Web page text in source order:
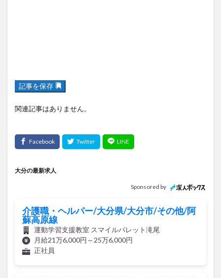
記事を保存
関連記事はありません。
大分の最新求人
Sponsored by
介護職・ヘルパー/大分県/大分市/その他/阿
蘇高原線
運動学習支援教室 スマイルパレット滝尾
月給21万6,000円～25万6,000円
正社員